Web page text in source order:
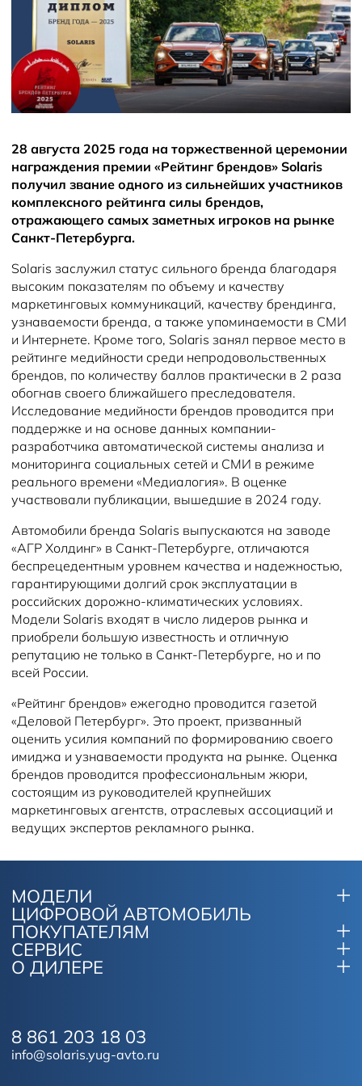
Новости
28 августа 2025 года на торжественной церемонии
награждения премии «Рейтинг брендов» Solaris
получил звание одного из сильнейших участников
комплексного рейтинга силы брендов,
отражающего самых заметных игроков на рынке
Санкт-Петербурга.
Solaris заслужил статус сильного бренда благодаря
высоким показателям по объему и качеству
маркетинговых коммуникаций, качеству брендинга,
узнаваемости бренда, а также упоминаемости в СМИ
и Интернете. Кроме того, Solaris занял первое место в
рейтинге медийности среди непродовольственных
брендов, по количеству баллов практически в 2 раза
обогнав своего ближайшего преследователя.
Исследование медийности брендов проводится при
поддержке и на основе данных компании-
разработчика автоматической системы анализа и
мониторинга социальных сетей и СМИ в режиме
реального времени «Медиалогия». В оценке
участвовали публикации, вышедшие в 2024 году.
Автомобили бренда Solaris выпускаются на заводе
«АГР Холдинг» в Санкт-Петербурге, отличаются
беспрецедентным уровнем качества и надежностью,
гарантирующими долгий срок эксплуатации в
российских дорожно-климатических условиях.
Модели Solaris входят в число лидеров рынка и
приобрели большую известность и отличную
репутацию не только в Санкт-Петербурге, но и по
всей России.
«Рейтинг брендов» ежегодно проводится газетой
«Деловой Петербург». Это проект, призванный
оценить усилия компаний по формированию своего
имиджа и узнаваемости продукта на рынке. Оценка
брендов проводится профессиональным жюри,
состоящим из руководителей крупнейших
маркетинговых агентств, отраслевых ассоциаций и
ведущих экспертов рекламного рынка.
МОДЕЛИ
ЦИФРОВОЙ АВТОМОБИЛЬ
ПОКУПАТЕЛЯМ
СЕРВИС
О ДИЛЕРЕ
8 861 203 18 03
info@solaris.yug-avto.ru